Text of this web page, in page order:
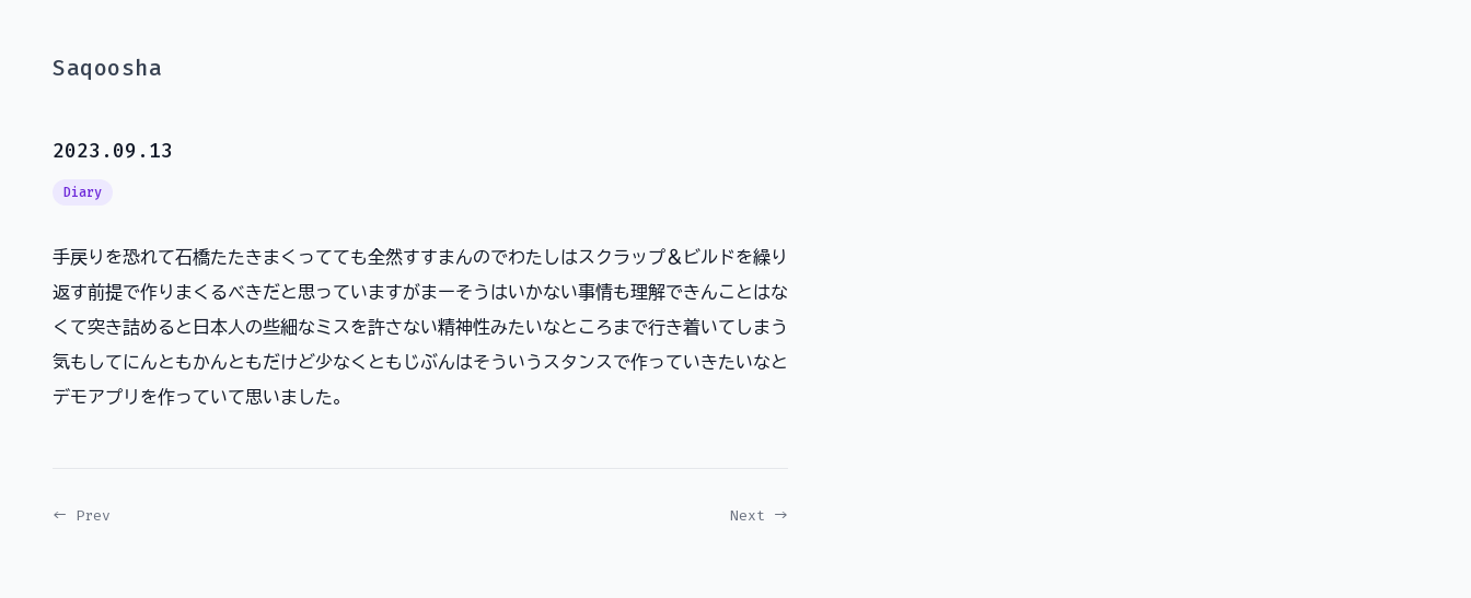
Saqoosha
2023.09.13
Diary
手戻りを恐れて石橋たたきまくってても全然すすまんのでわたしはスクラップ＆ビルドを繰り
返す前提で作りまくるべきだと思っていますがまーそうはいかない事情も理解できんことはな
くて突き詰めると日本人の些細なミスを許さない精神性みたいなところまで行き着いてしまう
気もしてにんともかんともだけど少なくともじぶんはそういうスタンスで作っていきたいなと
デモアプリを作っていて思いました。
← Prev Next →